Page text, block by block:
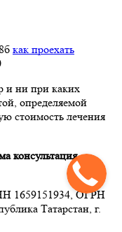
как проехать
и ни при каких
определяемой
стоимость лечения
консультация
1659151934, ОГРН
Татарстан, г.